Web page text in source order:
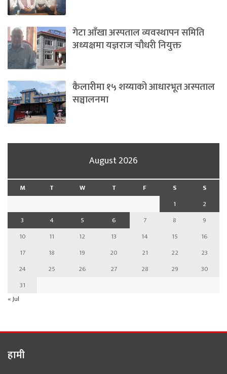
गेटा आँखा अस्पताल व्यवस्थापन समिति
अध्यक्षमा यज्ञराज चौधरी नियुक्त
कैलारीमा १५ शय्याको आधारभूत अस्पताल
सञ्चालनमा
August 2026
M T W T F S
S
1
2
3
4 5 6 7 8
9
10
11 12 13 14 15
16
17
18 19 20 21 22
23
24
25 26 27 28 29
30
31
« Jul
हामी